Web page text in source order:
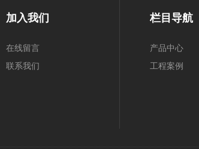
加入我们
在线留言
联系我们
栏目导航
产品中心
工程案例